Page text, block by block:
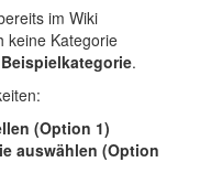
im Wiki
keine Kategorie
Beispielkategorie.
(Option 1)
auswählen (Option